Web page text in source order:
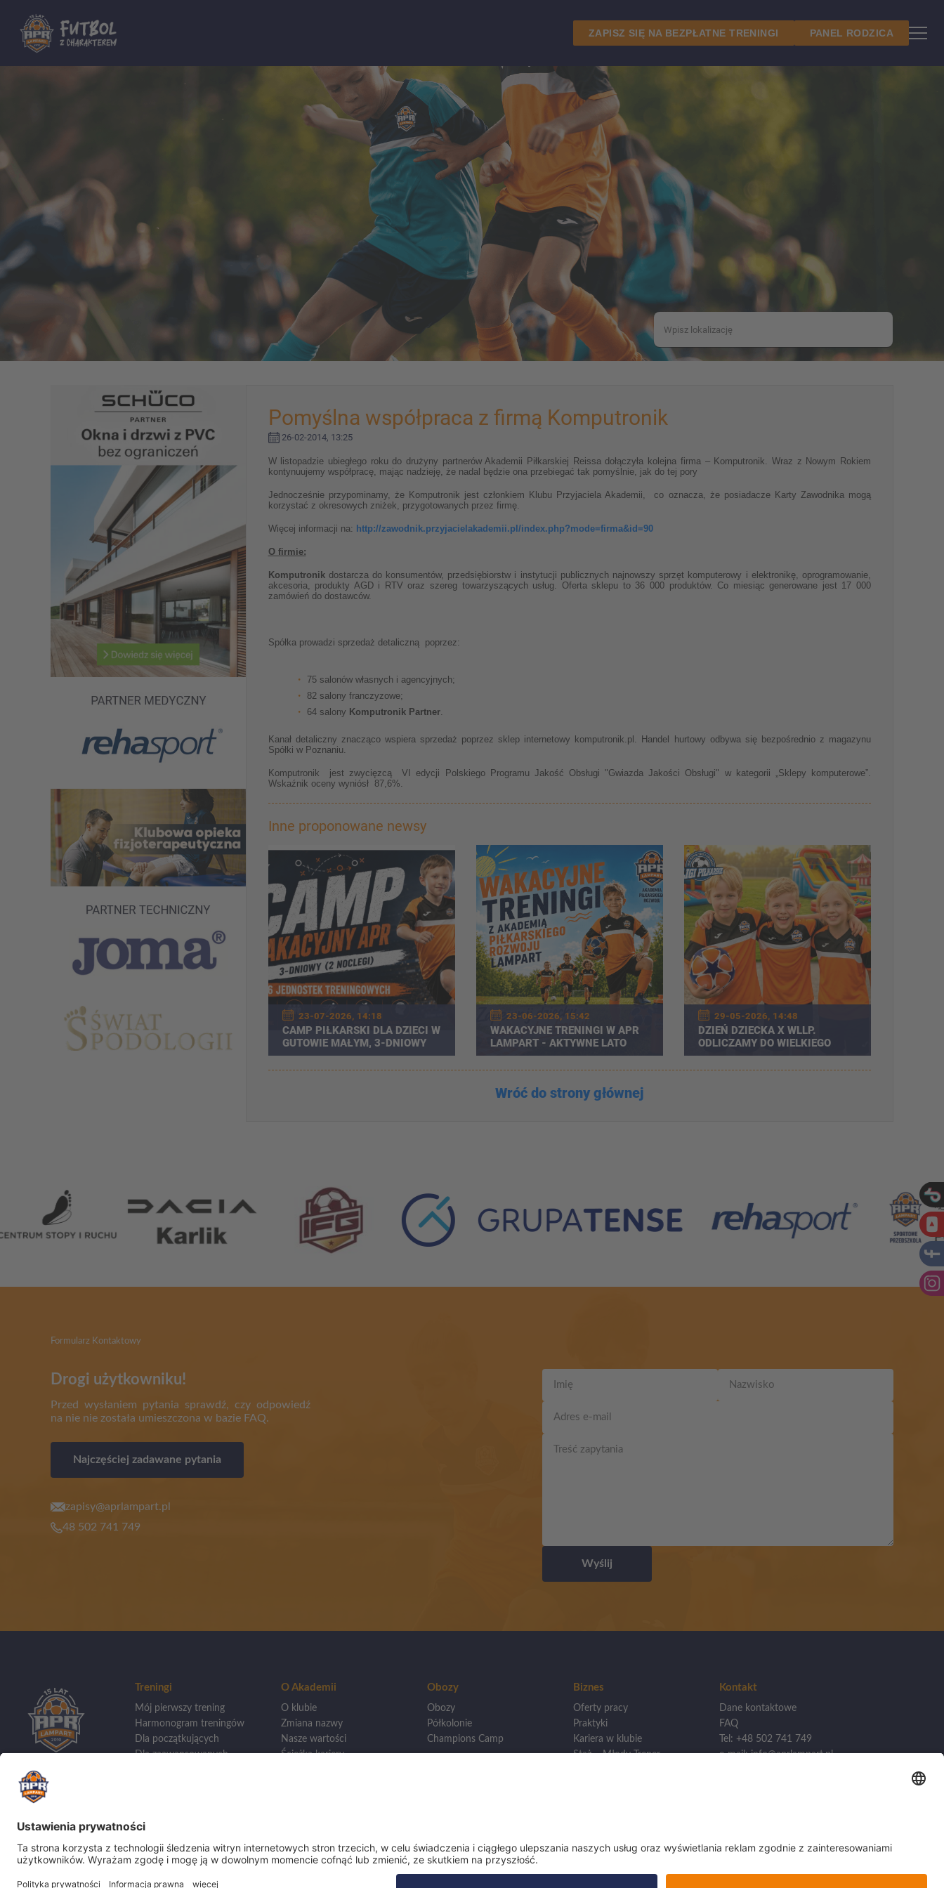
ZAPISZ SIĘ NA BEZPŁATNE TRENINGI PANEL RODZICA
Pomyślna współpraca z firmą Komputronik
26-02-2014, 13:25
W listopadzie ubiegłego roku do drużyny partnerów Akademii Piłkarskiej Reissa dołączyła kolejna firma – Komputronik. Wraz z Nowym Rokiem
kontynuujemy współpracę, mając nadzieję, że nadal będzie ona przebiegać tak pomyślnie, jak do tej pory
Jednocześnie przypominamy, że Komputronik jest członkiem Klubu Przyjaciela Akademii, co oznacza, że posiadacze Karty Zawodnika mogą
korzystać z okresowych zniżek, przygotowanych przez firmę.
Więcej informacji na: http://zawodnik.przyjacielakademii.pl/index.php?mode=firma&id=90
O firmie:
Komputronikdostarcza do konsumentów, przedsiębiorstw i instytucji publicznych najnowszy sprzęt komputerowy i elektronikę, oprogramowanie,
akcesoria, produkty AGD i RTV oraz szereg towarzyszących usług. Oferta sklepu to 36 000 produktów. Co miesiąc generowane jest 17 000
zamówień do dostawców.
Spółka prowadzi sprzedaż detaliczną poprzez:
75 salonów własnych i agencyjnych;
82 salony franczyzowe;
64 salony Komputronik Partner.
Kanał detaliczny znacząco wspiera sprzedaż poprzez sklep internetowy komputronik.pl. Handel hurtowy odbywa się bezpośrednio z magazynu
Spółki w Poznaniu.
Komputronik jest zwycięzcą VI edycji Polskiego Programu Jakość Obsługi "Gwiazda Jakości Obsługi" w kategorii „Sklepy komputerowe”.
Wskaźnik oceny wyniósł 87,6%.
Inne proponowane newsy
23-07-2026, 14:18
CAMP PIŁKARSKI DLA DZIECI W
GUTOWIE MAŁYM, 3-DNIOWY
OBÓZ
23-06-2026, 15:42
WAKACYJNE TRENINGI W APR
LAMPART - AKTYWNE LATO
PEŁNE PIŁKARSKICH ATRAKCJI
29-05-2026, 14:48
DZIEŃ DZIECKA X WLLP.
ODLICZAMY DO WIELKIEGO
ŚWIĘTA!
Wróć do strony głównej
Formularz Kontaktowy
Drogi użytkowniku!
Przed wysłaniem pytania sprawdź, czy odpowiedź
na nie nie została umieszczona w bazie FAQ.
Najczęściej zadawane pytania
zapisy@aprlampart.pl
48 502 741 749
Wyślij
Treningi
Mój pierwszy trening
Harmonogram treningów
Dla początkujących
Dla zaawansowanych
O Akademii
O klubie
Zmiana nazwy
Nasze wartości
Ścieżka kariery
Turnieje i ligi
Sukcesy
Obozy
Obozy
Półkolonie
Champions Camp
Biznes
Oferty pracy
Praktyki
Kariera w klubie
Staż – Młody Trener
Kontakt
Dane kontaktowe
FAQ
Tel: +48 502 741 749
e-mail: info@aprlampart.pl